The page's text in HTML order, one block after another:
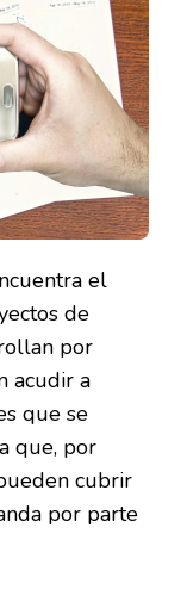
DE
MANERA
VIRTUAL
CON
el
de
por
acudir a
que se
que, por
cubrir
por parte